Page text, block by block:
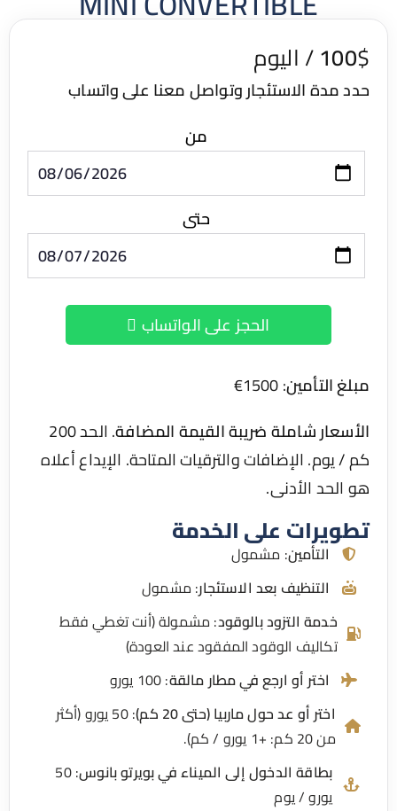
مدة الاستئجار وتواصل معنا على واتساب
الحجز على الواتساب
التأمين: 1500€
شاملة ضريبة القيمة المضافة
. الحد 200
الإضافات والترقيات المتاحة. الإيداع أعلاه
الأدنى.
على الخدمة
التأمين : مشمول
التنظيف بعد الاستئجار: مشمول
خدمة التزود بالوقود: مشمولة (أنت تغطي فقط
تكاليف الوقود المفقود عند العودة)
اختر أو ارجع في مطار مالقة: 100 يورو
اختر أو عد حول ماربيا (حتى 20 كم)
: 50 يورو (أكثر
بطاقة الدخول إلى الميناء في بويرتو بانوس : 50
يورو / يوم